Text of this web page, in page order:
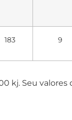
183 9
kj. Seu